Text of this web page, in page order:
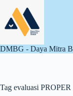
content
DMBG - Daya Mitra
Tag evaluasi PROPER